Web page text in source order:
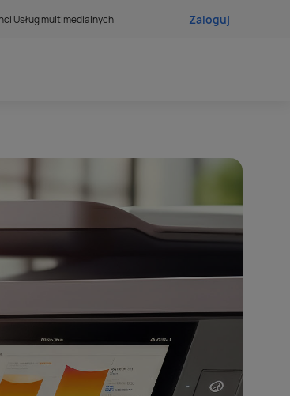
Usług multimedialnych Zaloguj